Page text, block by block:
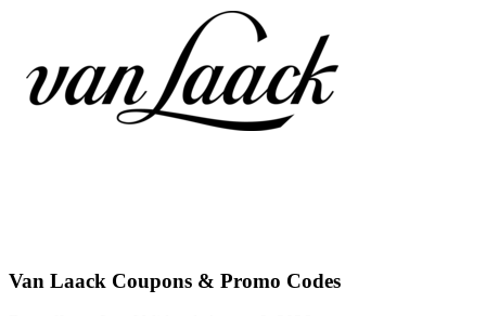
Van Laack Coupons & Promo Codes